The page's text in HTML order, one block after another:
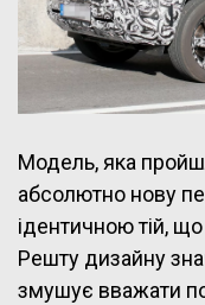
Модель, яка
абсолютно нову
ідентичною тій,
Решту дизайну
змушує вважати